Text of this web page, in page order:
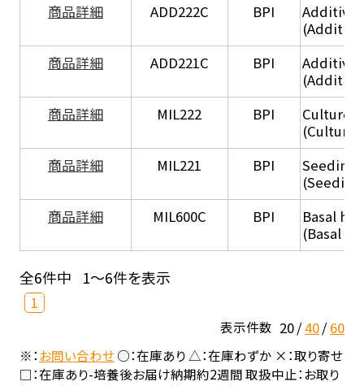
商品詳細
ADD222C BPI
商品詳細
ADD221C BPI
商品詳細
MIL222 BPI
Culture
(Culture
商品詳細
MIL221 BPI
Seeding
商品詳細
MIL600C BPI
Basal
(Basal
全6件中 1～6件を表示
1
表示件数 20 40 60
※：お問い合わせ○：在庫あり △：在庫わずか ×：取り寄せ
□：在庫あり-培養後お届け納期約2週間 取扱中止：お取り